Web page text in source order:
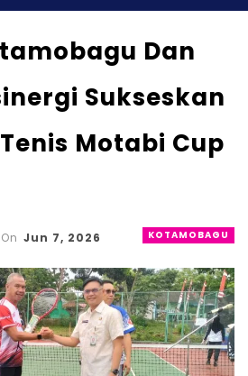
Dan
Sukseskan
Motabi Cup
KOTAMOBAGU
On Jun 7, 2026